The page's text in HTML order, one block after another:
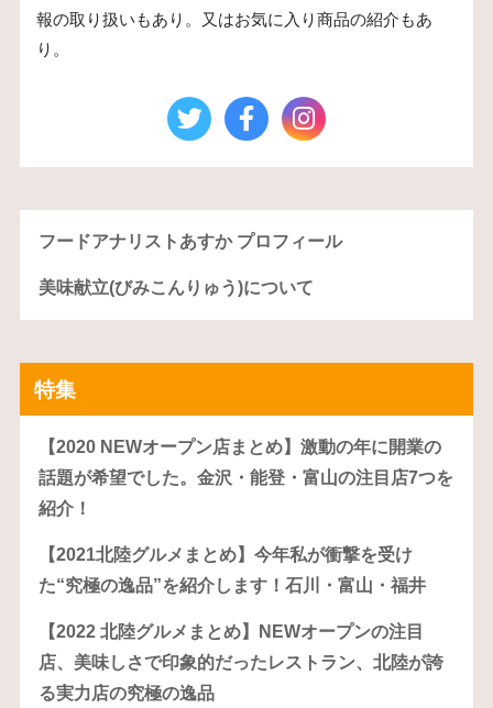
報の取り扱いもあり。又はお気に入り商品の紹介もあ
り。
フードアナリストあすか プロフィール
美味献立(びみこんりゅう)について
特集
【2020 NEWオープン店まとめ】激動の年に開業の
話題が希望でした。金沢・能登・富山の注目店7つを
紹介！
【2021北陸グルメまとめ】今年私が衝撃を受け
た“究極の逸品”を紹介します！石川・富山・福井
【2022 北陸グルメまとめ】NEWオープンの注目
店、美味しさで印象的だったレストラン、北陸が誇
る実力店の究極の逸品